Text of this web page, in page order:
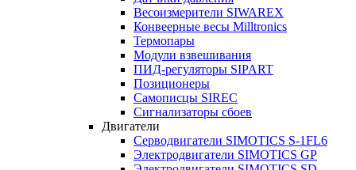
Весоизмерители SIWAREX
Конвеерные весы Milltronics
Термопары
Модули взвешивания
ПИД-регуляторы SIPART
Позиционеры
Самописцы SIREC
Сигнализаторы сбоев
Двигатели
Серводвигатели SIMOTICS S-1FL6
Электродвигатели SIMOTICS GP